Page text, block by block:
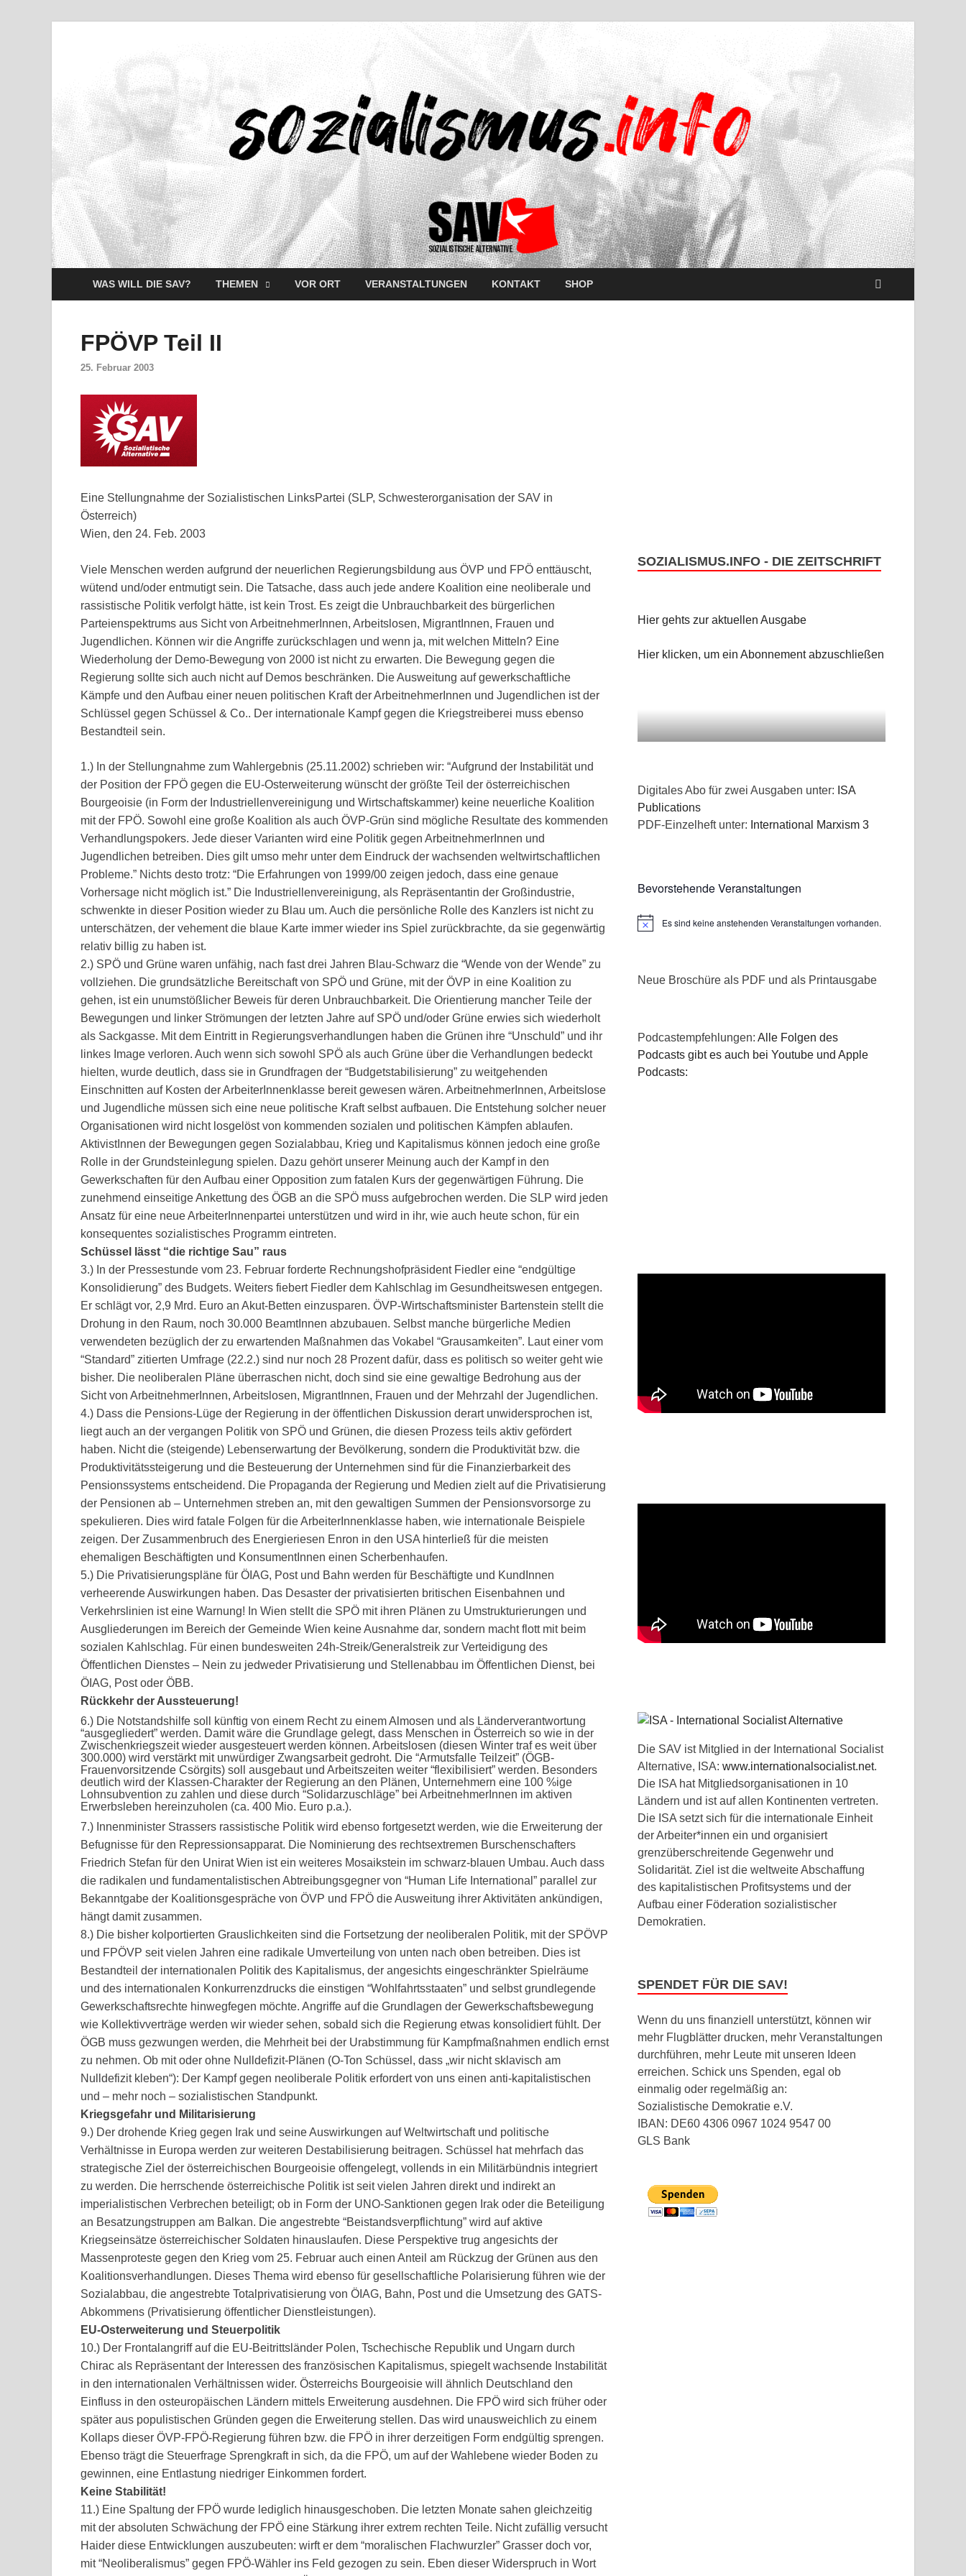
WAS WILL DIE SAV? THEMEN VOR ORT VERANSTALTUNGEN KONTAKT SHOP
FPÖVP Teil II
25. Februar 2003
Eine Stellungnahme der Sozialistischen LinksPartei (SLP, Schwesterorganisation der SAV in
Österreich)
Wien, den 24. Feb. 2003
Viele Menschen werden aufgrund der neuerlichen Regierungsbildung aus ÖVP und FPÖ enttäuscht,
wütend und/oder entmutigt sein. Die Tatsache, dass auch jede andere Koalition eine neoliberale und
rassistische Politik verfolgt hätte, ist kein Trost. Es zeigt die Unbrauchbarkeit des bürgerlichen
Parteienspektrums aus Sicht von ArbeitnehmerInnen, Arbeitslosen, MigrantInnen, Frauen und
Jugendlichen. Können wir die Angriffe zurückschlagen und wenn ja, mit welchen Mitteln? Eine
Wiederholung der Demo-Bewegung von 2000 ist nicht zu erwarten. Die Bewegung gegen die
Regierung sollte sich auch nicht auf Demos beschränken. Die Ausweitung auf gewerkschaftliche
Kämpfe und den Aufbau einer neuen politischen Kraft der ArbeitnehmerInnen und Jugendlichen ist der
Schlüssel gegen Schüssel & Co.. Der internationale Kampf gegen die Kriegstreiberei muss ebenso
Bestandteil sein.
1.) In der Stellungnahme zum Wahlergebnis (25.11.2002) schrieben wir: “Aufgrund der Instabilität und
der Position der FPÖ gegen die EU-Osterweiterung wünscht der größte Teil der österreichischen
Bourgeoisie (in Form der Industriellenvereinigung und Wirtschaftskammer) keine neuerliche Koalition
mit der FPÖ. Sowohl eine große Koalition als auch ÖVP-Grün sind mögliche Resultate des kommenden
Verhandlungspokers. Jede dieser Varianten wird eine Politik gegen ArbeitnehmerInnen und
Jugendlichen betreiben. Dies gilt umso mehr unter dem Eindruck der wachsenden weltwirtschaftlichen
Probleme.” Nichts desto trotz: “Die Erfahrungen von 1999/00 zeigen jedoch, dass eine genaue
Vorhersage nicht möglich ist.” Die Industriellenvereinigung, als Repräsentantin der Großindustrie,
schwenkte in dieser Position wieder zu Blau um. Auch die persönliche Rolle des Kanzlers ist nicht zu
unterschätzen, der vehement die blaue Karte immer wieder ins Spiel zurückbrachte, da sie gegenwärtig
relativ billig zu haben ist.
2.) SPÖ und Grüne waren unfähig, nach fast drei Jahren Blau-Schwarz die “Wende von der Wende” zu
vollziehen. Die grundsätzliche Bereitschaft von SPÖ und Grüne, mit der ÖVP in eine Koalition zu
gehen, ist ein unumstößlicher Beweis für deren Unbrauchbarkeit. Die Orientierung mancher Teile der
Bewegungen und linker Strömungen der letzten Jahre auf SPÖ und/oder Grüne erwies sich wiederholt
als Sackgasse. Mit dem Eintritt in Regierungsverhandlungen haben die Grünen ihre “Unschuld” und ihr
linkes Image verloren. Auch wenn sich sowohl SPÖ als auch Grüne über die Verhandlungen bedeckt
hielten, wurde deutlich, dass sie in Grundfragen der “Budgetstabilisierung” zu weitgehenden
Einschnitten auf Kosten der ArbeiterInnenklasse bereit gewesen wären. ArbeitnehmerInnen, Arbeitslose
und Jugendliche müssen sich eine neue politische Kraft selbst aufbauen. Die Entstehung solcher neuer
Organisationen wird nicht losgelöst von kommenden sozialen und politischen Kämpfen ablaufen.
AktivistInnen der Bewegungen gegen Sozialabbau, Krieg und Kapitalismus können jedoch eine große
Rolle in der Grundsteinlegung spielen. Dazu gehört unserer Meinung auch der Kampf in den
Gewerkschaften für den Aufbau einer Opposition zum fatalen Kurs der gegenwärtigen Führung. Die
zunehmend einseitige Ankettung des ÖGB an die SPÖ muss aufgebrochen werden. Die SLP wird jeden
Ansatz für eine neue ArbeiterInnenpartei unterstützen und wird in ihr, wie auch heute schon, für ein
konsequentes sozialistisches Programm eintreten.
Schüssel lässt “die richtige Sau” raus
3.) In der Pressestunde vom 23. Februar forderte Rechnungshofpräsident Fiedler eine “endgültige
Konsolidierung” des Budgets. Weiters fiebert Fiedler dem Kahlschlag im Gesundheitswesen entgegen.
Er schlägt vor, 2,9 Mrd. Euro an Akut-Betten einzusparen. ÖVP-Wirtschaftsminister Bartenstein stellt die
Drohung in den Raum, noch 30.000 BeamtInnen abzubauen. Selbst manche bürgerliche Medien
verwendeten bezüglich der zu erwartenden Maßnahmen das Vokabel “Grausamkeiten”. Laut einer vom
“Standard” zitierten Umfrage (22.2.) sind nur noch 28 Prozent dafür, dass es politisch so weiter geht wie
bisher. Die neoliberalen Pläne überraschen nicht, doch sind sie eine gewaltige Bedrohung aus der
Sicht von ArbeitnehmerInnen, Arbeitslosen, MigrantInnen, Frauen und der Mehrzahl der Jugendlichen.
4.) Dass die Pensions-Lüge der Regierung in der öffentlichen Diskussion derart unwidersprochen ist,
liegt auch an der vergangen Politik von SPÖ und Grünen, die diesen Prozess teils aktiv gefördert
haben. Nicht die (steigende) Lebenserwartung der Bevölkerung, sondern die Produktivität bzw. die
Produktivitätssteigerung und die Besteuerung der Unternehmen sind für die Finanzierbarkeit des
Pensionssystems entscheidend. Die Propaganda der Regierung und Medien zielt auf die Privatisierung
der Pensionen ab – Unternehmen streben an, mit den gewaltigen Summen der Pensionsvorsorge zu
spekulieren. Dies wird fatale Folgen für die ArbeiterInnenklasse haben, wie internationale Beispiele
zeigen. Der Zusammenbruch des Energieriesen Enron in den USA hinterließ für die meisten
ehemaligen Beschäftigten und KonsumentInnen einen Scherbenhaufen.
5.) Die Privatisierungspläne für ÖIAG, Post und Bahn werden für Beschäftigte und KundInnen
verheerende Auswirkungen haben. Das Desaster der privatisierten britischen Eisenbahnen und
Verkehrslinien ist eine Warnung! In Wien stellt die SPÖ mit ihren Plänen zu Umstrukturierungen und
Ausgliederungen im Bereich der Gemeinde Wien keine Ausnahme dar, sondern macht flott mit beim
sozialen Kahlschlag. Für einen bundesweiten 24h-Streik/Generalstreik zur Verteidigung des
Öffentlichen Dienstes – Nein zu jedweder Privatisierung und Stellenabbau im Öffentlichen Dienst, bei
ÖIAG, Post oder ÖBB.
Rückkehr der Aussteuerung!
6.) Die Notstandshilfe soll künftig von einem Recht zu einem Almosen und als Länderverantwortung
“ausgegliedert” werden. Damit wäre die Grundlage gelegt, dass Menschen in Österreich so wie in der
Zwischenkriegszeit wieder ausgesteuert werden können. Arbeitslosen (diesen Winter traf es weit über
300.000) wird verstärkt mit unwürdiger Zwangsarbeit gedroht. Die “Armutsfalle Teilzeit” (ÖGB-
Frauenvorsitzende Csörgits) soll ausgebaut und Arbeitszeiten weiter “flexibilisiert” werden. Besonders
deutlich wird der Klassen-Charakter der Regierung an den Plänen, Unternehmern eine 100 %ige
Lohnsubvention zu zahlen und diese durch “Solidarzuschläge” bei ArbeitnehmerInnen im aktiven
Erwerbsleben hereinzuholen (ca. 400 Mio. Euro p.a.).
7.) Innenminister Strassers rassistische Politik wird ebenso fortgesetzt werden, wie die Erweiterung der
Befugnisse für den Repressionsapparat. Die Nominierung des rechtsextremen Burschenschafters
Friedrich Stefan für den Unirat Wien ist ein weiteres Mosaikstein im schwarz-blauen Umbau. Auch dass
die radikalen und fundamentalistischen Abtreibungsgegner von “Human Life International” parallel zur
Bekanntgabe der Koalitionsgespräche von ÖVP und FPÖ die Ausweitung ihrer Aktivitäten ankündigen,
hängt damit zusammen.
8.) Die bisher kolportierten Grauslichkeiten sind die Fortsetzung der neoliberalen Politik, mit der SPÖVP
und FPÖVP seit vielen Jahren eine radikale Umverteilung von unten nach oben betreiben. Dies ist
Bestandteil der internationalen Politik des Kapitalismus, der angesichts eingeschränkter Spielräume
und des internationalen Konkurrenzdrucks die einstigen “Wohlfahrtsstaaten” und selbst grundlegende
Gewerkschaftsrechte hinwegfegen möchte. Angriffe auf die Grundlagen der Gewerkschaftsbewegung
wie Kollektivverträge werden wir wieder sehen, sobald sich die Regierung etwas konsolidiert fühlt. Der
ÖGB muss gezwungen werden, die Mehrheit bei der Urabstimmung für Kampfmaßnahmen endlich ernst
zu nehmen. Ob mit oder ohne Nulldefizit-Plänen (O-Ton Schüssel, dass „wir nicht sklavisch am
Nulldefizit kleben“): Der Kampf gegen neoliberale Politik erfordert von uns einen anti-kapitalistischen
und – mehr noch – sozialistischen Standpunkt.
Kriegsgefahr und Militarisierung
9.) Der drohende Krieg gegen Irak und seine Auswirkungen auf Weltwirtschaft und politische
Verhältnisse in Europa werden zur weiteren Destabilisierung beitragen. Schüssel hat mehrfach das
strategische Ziel der österreichischen Bourgeoisie offengelegt, vollends in ein Militärbündnis integriert
zu werden. Die herrschende österreichische Politik ist seit vielen Jahren direkt und indirekt an
imperialistischen Verbrechen beteiligt; ob in Form der UNO-Sanktionen gegen Irak oder die Beteiligung
an Besatzungstruppen am Balkan. Die angestrebte “Beistandsverpflichtung” wird auf aktive
Kriegseinsätze österreichischer Soldaten hinauslaufen. Diese Perspektive trug angesichts der
Massenproteste gegen den Krieg vom 25. Februar auch einen Anteil am Rückzug der Grünen aus den
Koalitionsverhandlungen. Dieses Thema wird ebenso für gesellschaftliche Polarisierung führen wie der
Sozialabbau, die angestrebte Totalprivatisierung von ÖIAG, Bahn, Post und die Umsetzung des GATS-
Abkommens (Privatisierung öffentlicher Dienstleistungen).
EU-Osterweiterung und Steuerpolitik
10.) Der Frontalangriff auf die EU-Beitrittsländer Polen, Tschechische Republik und Ungarn durch
Chirac als Repräsentant der Interessen des französischen Kapitalismus, spiegelt wachsende Instabilität
in den internationalen Verhältnissen wider. Österreichs Bourgeoisie will ähnlich Deutschland den
Einfluss in den osteuropäischen Ländern mittels Erweiterung ausdehnen. Die FPÖ wird sich früher oder
später aus populistischen Gründen gegen die Erweiterung stellen. Das wird unausweichlich zu einem
Kollaps dieser ÖVP-FPÖ-Regierung führen bzw. die FPÖ in ihrer derzeitigen Form endgültig sprengen.
Ebenso trägt die Steuerfrage Sprengkraft in sich, da die FPÖ, um auf der Wahlebene wieder Boden zu
gewinnen, eine Entlastung niedriger Einkommen fordert.
Keine Stabilität!
11.) Eine Spaltung der FPÖ wurde lediglich hinausgeschoben. Die letzten Monate sahen gleichzeitig
mit der absoluten Schwächung der FPÖ eine Stärkung ihrer extrem rechten Teile. Nicht zufällig versucht
Haider diese Entwicklungen auszubeuten: wirft er dem “moralischen Flachwurzler” Grasser doch vor,
mit “Neoliberalismus” gegen FPÖ-Wähler ins Feld gezogen zu sein. Eben dieser Widerspruch in Wort
SOZIALISMUS.INFO - DIE ZEITSCHRIFT
Hier gehts zur aktuellen Ausgabe
Hier klicken, um ein Abonnement abzuschließen
Digitales Abo für zwei Ausgaben unter: ISA
Publications
PDF-Einzelheft unter: International Marxism 3
Bevorstehende Veranstaltungen
HinweisEs sind keine anstehenden Veranstaltungen vorhanden.
Neue Broschüre als PDF und als Printausgabe
Podcastempfehlungen:Alle Folgen des
Podcasts gibt es auch bei Youtube und Apple
Podcasts:
Die SAV ist Mitglied in der International Socialist
Alternative, ISA:www.internationalsocialist.net.
Die ISA hat Mitgliedsorganisationen in 10
Ländern und ist auf allen Kontinenten vertreten.
Die ISA setzt sich für die internationale Einheit
der Arbeiter*innen ein und organisiert
grenzüberschreitende Gegenwehr und
Solidarität. Ziel ist die weltweite Abschaffung
des kapitalistischen Profitsystems und der
Aufbau einer Föderation sozialistischer
Demokratien.
SPENDET FÜR DIE SAV!
Wenn du uns finanziell unterstützt, können wir
mehr Flugblätter drucken, mehr Veranstaltungen
durchführen, mehr Leute mit unseren Ideen
erreichen. Schick uns Spenden, egal ob
einmalig oder regelmäßig an:
Sozialistische Demokratie e.V.
IBAN: DE60 4306 0967 1024 9547 00
GLS Bank